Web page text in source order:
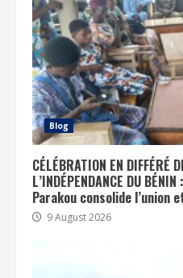
Blog
CÉLÉBRATION EN DIFFÉRÉ
L’INDÉPENDANCE DU
Parakou consolide
9 August 2026